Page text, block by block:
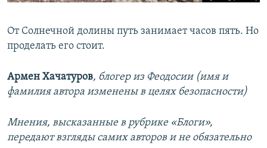
От Солнечной долины путь занимает часов пять. Но
проделать его стоит.
Армен Хачатуров, блогер из Феодосии (имя и
фамилия автора изменены в целях безопасности)
Мнения, высказанные в рубрике «Блоги»,
передают взгляды самих авторов и не обязательно